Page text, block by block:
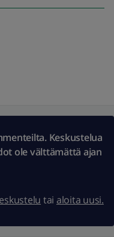
Keskustelua
ole välttämättä ajan
tai aloita uusi.